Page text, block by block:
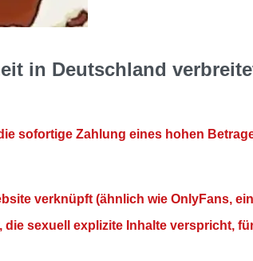
in Deutschland
sofortige Zahlung eines hohen
verknüpft (ähnlich wie OnlyFans,
sexuell explizite Inhalte verspricht,